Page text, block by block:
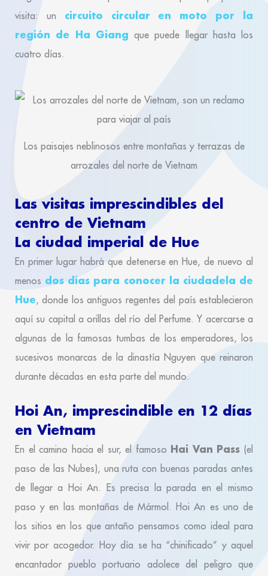
visita: un circuito circular en moto por la
región de Ha Giang que puede llegar hasta los
cuatro días.
Los paisajes neblinosos entre montañas y terrazas de
arrozales del norte de Vietnam
Las visitas imprescindibles del
centro de Vietnam
La ciudad imperial de Hue
En primer lugar habrá que detenerse en Hue, de nuevo al
menos dos días para conocer la ciudadela de
Hue, donde los antiguos regentes del país establecieron
aquí su capital a orillas del río del Perfume. Y acercarse a
algunas de la famosas tumbas de los emperadores, los
sucesivos monarcas de la dinastía Nguyen que reinaron
durante décadas en esta parte del mundo.
Hoi An, imprescindible en 12 días
en Vietnam
En el camino hacia el sur, el famoso Hai Van Pass (el
paso de las Nubes), una ruta con buenas paradas antes
de llegar a Hoi An. Es precisa la parada en el mismo
paso y en las montañas de Mármol. Hoi An es uno de
los sitios en los que antaño pensamos como ideal para
vivir por acogedor. Hoy día se ha “chinificado” y aquel
encantador pueblo portuario adolece del peligro que